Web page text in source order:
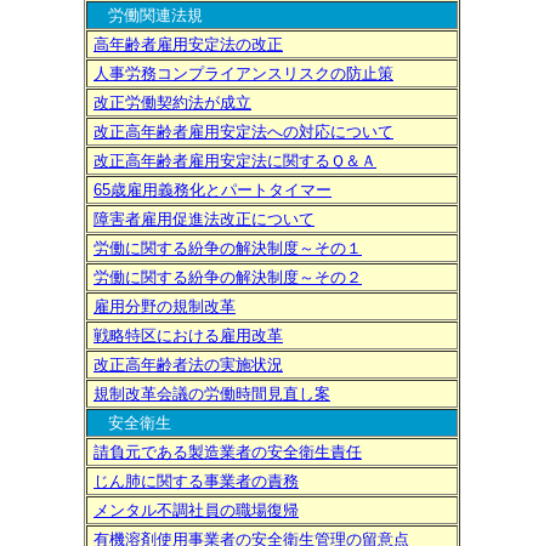
労働関連法規
高年齢者雇用安定法の改正
人事労務コンプライアンスリスクの防止策
改正労働契約法が成立
改正高年齢者雇用安定法への対応について
改正高年齢者雇用安定法に関するＱ＆Ａ
65歳雇用義務化とパートタイマー
障害者雇用促進法改正について
労働に関する紛争の解決制度～その１
労働に関する紛争の解決制度～その２
雇用分野の規制改革
戦略特区における雇用改革
改正高年齢者法の実施状況
規制改革会議の労働時間見直し案
安全衛生
請負元である製造業者の安全衛生責任
じん肺に関する事業者の責務
メンタル不調社員の職場復帰
有機溶剤使用事業者の安全衛生管理の留意点